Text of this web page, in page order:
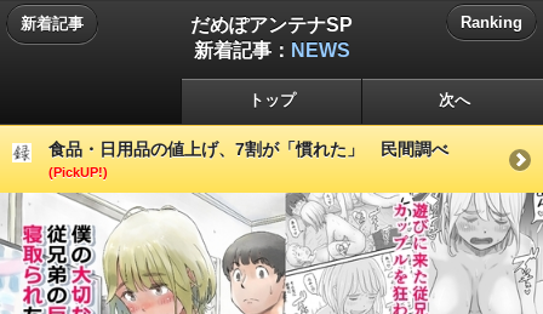
新着記事
だめぽアンテナSP
新着記事： NEWS
Ranking
トップ 次へ
食品・日用品の値上げ、7割が「慣れた」 民間調べ
(PickUP!)